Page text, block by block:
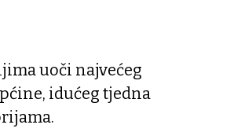
uoči najvećeg
idućeg tjedna